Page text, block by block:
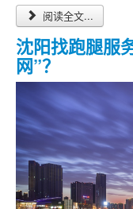
阅读全文...
沈阳找跑腿服
网”？